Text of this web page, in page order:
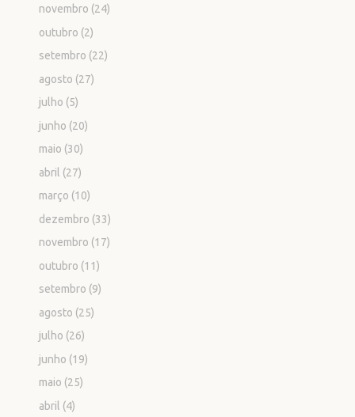
novembro (24)
outubro (2)
setembro (22)
agosto (27)
julho (5)
junho (20)
maio (30)
abril (27)
março (10)
dezembro (33)
novembro (17)
outubro (11)
setembro (9)
agosto (25)
julho (26)
junho (19)
maio (25)
abril (4)